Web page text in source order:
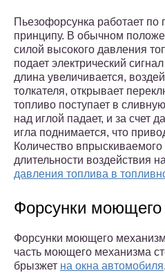
Пьезофорсунка работает по
принципу. В обычном
силой высокого давления
подает электрический
длина увеличивается,
толкателя, открывает
топливо поступает в
над иглой падает, и за счет
игла поднимается, что
Количество впрыскиваемого
длительности воздействия
давления топлива в
Форсунки
Форсунки моющего
часть моющего механизма
брызжет на окна автомобиля.